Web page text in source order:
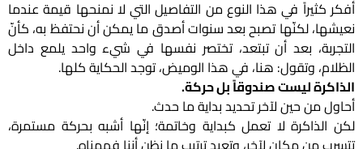
أفكر كثيراً في هذا النوع من التفاصيل التي لا نمنحها قيمة عندما
نعيشها، لكنّها تصبح بعد سنوات أصدق ما يمكن أن نحتفظ به، كأنّ
التجربة، بعد أن تبتعد، تختصر نفسها في شيء واحد يلمع داخل
الظلام، وتقول: هنا، في هذا الوميض، توجد الحكاية كلها.
الذاكرة ليست صندوقاً بل حركة.
أحاول من حين لآخر تحديد بداية ما حدث.
لكن الذاكرة لا تعمل كبداية وخاتمة؛ إنّها أشبه بحركة مستمرة،